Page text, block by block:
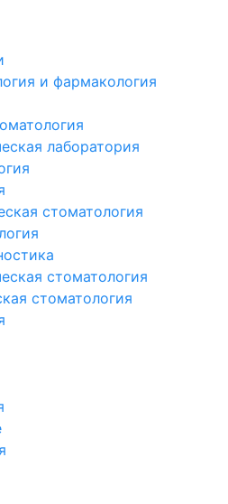
и фармакология
лаборатория
стоматология
стоматология
стоматология